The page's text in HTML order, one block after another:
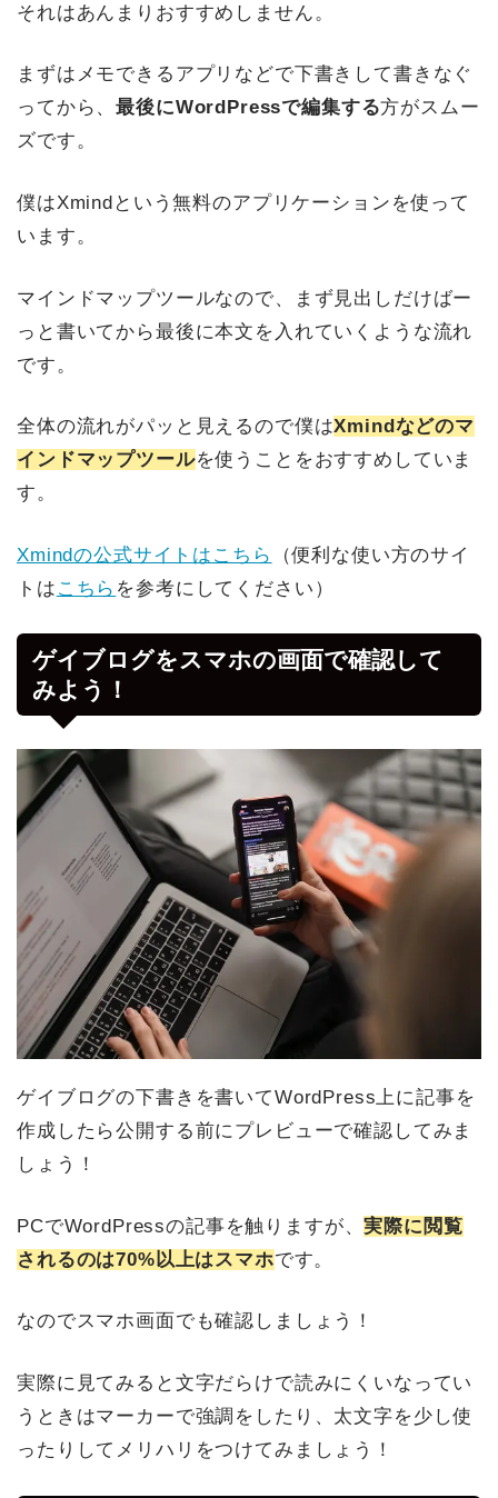
それはあんまりおすすめしません。
まずはメモできるアプリなどで下書きして書きなぐ
ってから、最後にWordPressで編集する方がスムー
ズです。
僕はXmindという無料のアプリケーションを使って
います。
マインドマップツールなので、まず見出しだけばー
っと書いてから最後に本文を入れていくような流れ
です。
全体の流れがパッと見えるので僕はXmindなどのマ
インドマップツールを使うことをおすすめしていま
す。
Xmindの公式サイトはこちら
（便利な使い方のサイ
トは こちら を参考にしてください）
ゲイブログをスマホの画面で確認して
みよう！
ゲイブログの下書きを書いてWordPress上に記事を
作成したら公開する前にプレビューで確認してみま
しょう！
PCでWordPressの記事を触りますが、実際に閲覧
されるのは70%以上はスマホです。
なのでスマホ画面でも確認しましょう！
実際に見てみると文字だらけで読みにくいなってい
うときはマーカーで強調をしたり、太文字を少し使
ったりしてメリハリをつけてみましょう！